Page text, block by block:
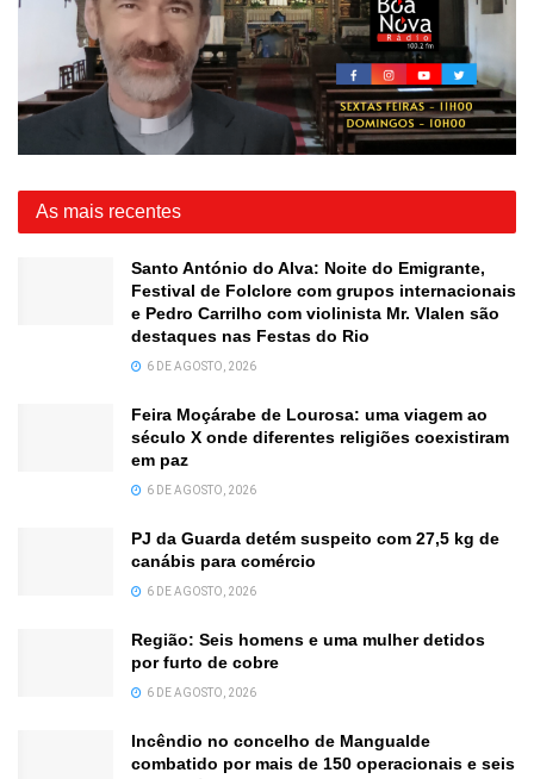
As mais recentes
Santo António do Alva: Noite do Emigrante,
Festival de Folclore com grupos internacionais
e Pedro Carrilho com violinista Mr. Vlalen são
destaques nas Festas do Rio
6 DE AGOSTO, 2026
Feira Moçárabe de Lourosa: uma viagem ao
século X onde diferentes religiões coexistiram
em paz
6 DE AGOSTO, 2026
PJ da Guarda detém suspeito com 27,5 kg de
canábis para comércio
6 DE AGOSTO, 2026
Região: Seis homens e uma mulher detidos
por furto de cobre
6 DE AGOSTO, 2026
Incêndio no concelho de Mangualde
combatido por mais de 150 operacionais e seis